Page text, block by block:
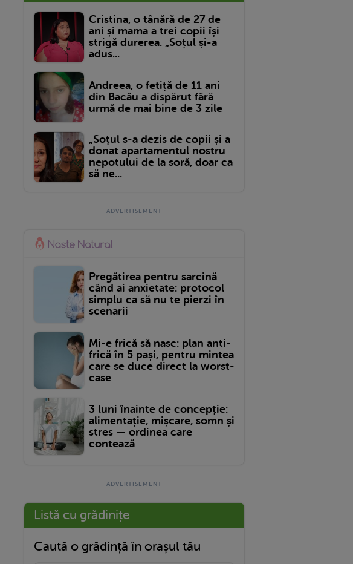
Cristina, o tânără de 27 de
ani și mama a trei copii își
strigă durerea. „Soțul și-a
adus...
Andreea, o fetiță de 11 ani
din Bacău a dispărut fără
urmă de mai bine de 3 zile
„Soțul s-a dezis de copii și a
donat apartamentul nostru
nepotului de la soră, doar ca
să ne...
Pregătirea pentru sarcină
când ai anxietate: protocol
simplu ca să nu te pierzi în
scenarii
Mi-e frică să nasc: plan anti-
frică în 5 pași, pentru mintea
care se duce direct la worst-
case
3 luni înainte de concepție:
alimentație, mișcare, somn și
stres — ordinea care
contează
Listă cu grădinițe
Caută o grădință în orașul tău